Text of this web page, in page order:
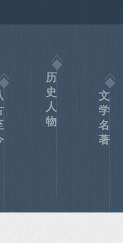
历
史
人
物
文
学
名
著